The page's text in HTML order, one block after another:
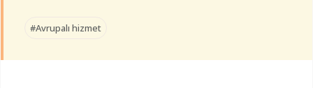
#Avrupalı hizmet